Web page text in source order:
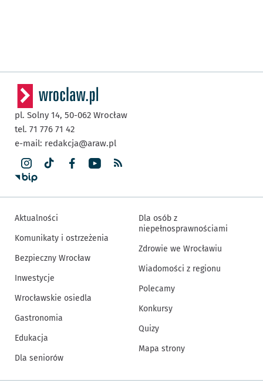
pl. Solny 14, 50-062 Wrocław
tel. 71 776 71 42
e-mail: redakcja@araw.pl
Aktualności
Komunikaty i ostrzeżenia
Bezpieczny Wrocław
Inwestycje
Wrocławskie osiedla
Gastronomia
Edukacja
Dla seniorów
Dla osób z
niepełnosprawnościami
Zdrowie we Wrocławiu
Wiadomości z regionu
Polecamy
Konkursy
Quizy
Mapa strony